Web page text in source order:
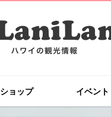
ショップ イベント